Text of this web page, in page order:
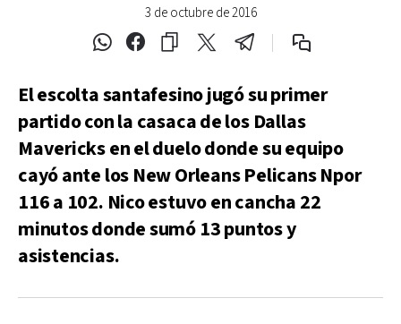
3 de octubre de 2016
El escolta santafesino jugó su primer
partido con la casaca de los Dallas
Mavericks en el duelo donde su equipo
cayó ante los New Orleans Pelicans Npor
116 a 102. Nico estuvo en cancha 22
minutos donde sumó 13 puntos y
asistencias.